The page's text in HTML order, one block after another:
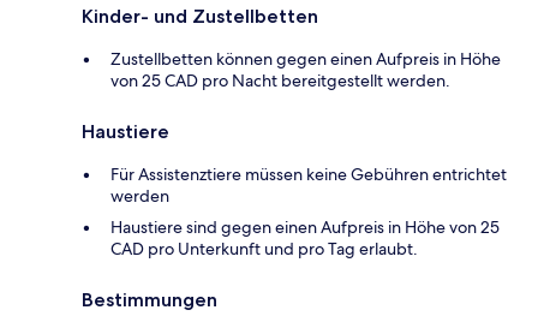
Kinder- und Zustellbetten
Zustellbetten können gegen einen Aufpreis in Höhe
von 25 CAD pro Nacht bereitgestellt werden.
Haustiere
Für Assistenztiere müssen keine Gebühren entrichtet
werden
Haustiere sind gegen einen Aufpreis in Höhe von 25
CAD pro Unterkunft und pro Tag erlaubt.
Bestimmungen